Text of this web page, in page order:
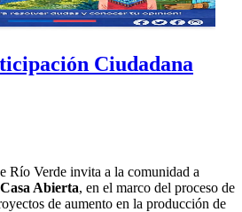
Ciudadana
Río Verde invita a la comunidad a
Casa Abierta, en el marco del proceso de
de aumento en la producción de